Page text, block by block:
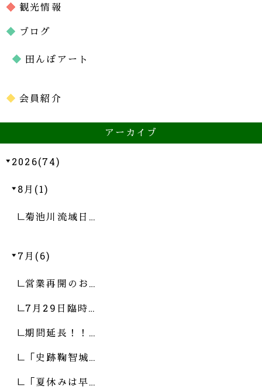
観光情報
ブログ
田んぼアート
会員紹介
アーカイブ
2026(74)
8月(1)
菊池川流域日…
7月(6)
営業再開のお…
7月29日臨時…
期間延長！！…
「史跡鞠智城…
「夏休みは早…